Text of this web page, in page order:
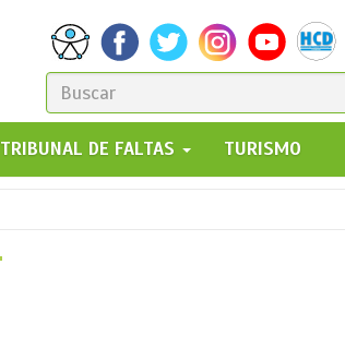
FORMULARIO
DE
BÚSQUEDA
GO!
TRIBUNAL DE FALTAS TURISMO